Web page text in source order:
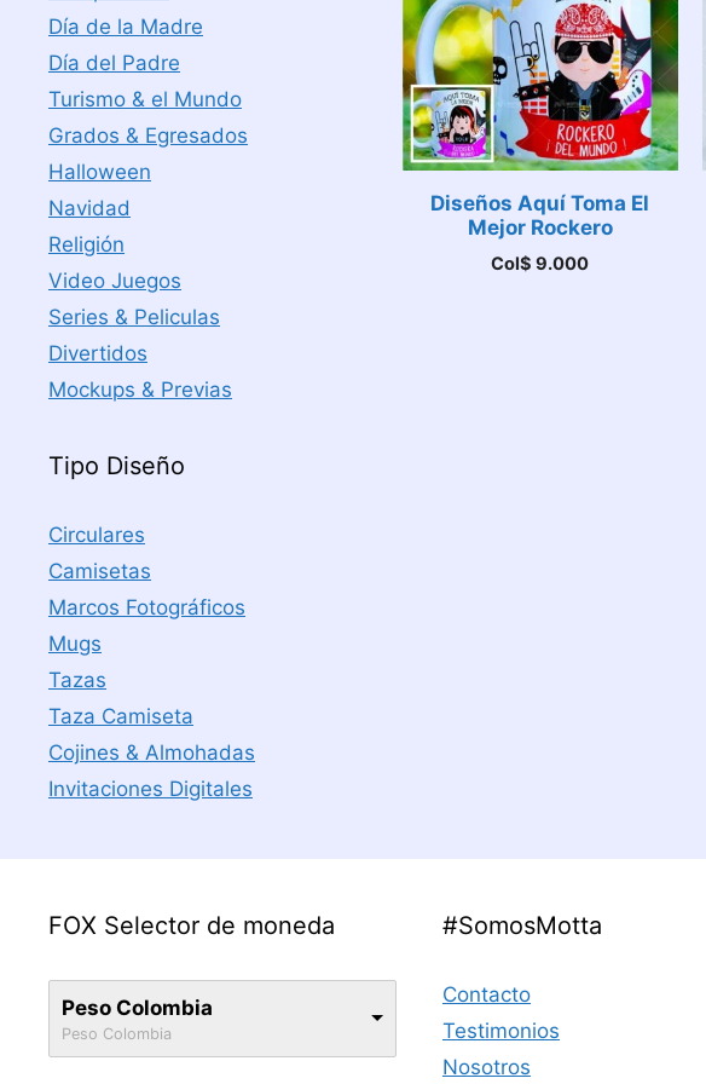
Diseños Aquí Toma El
Mejor Rockero
Col$ 9.000
Día de la Madre
Día del Padre
Turismo & el Mundo
Grados & Egresados
Halloween
Navidad
Religión
Video Juegos
Series & Peliculas
Divertidos
Mockups & Previas
Tipo Diseño
Circulares
Camisetas
Marcos Fotográficos
Mugs
Tazas
Taza Camiseta
Cojines & Almohadas
Invitaciones Digitales
FOX Selector de moneda
Peso Colombia
Peso Colombia
#SomosMotta
Contacto
Testimonios
Nosotros